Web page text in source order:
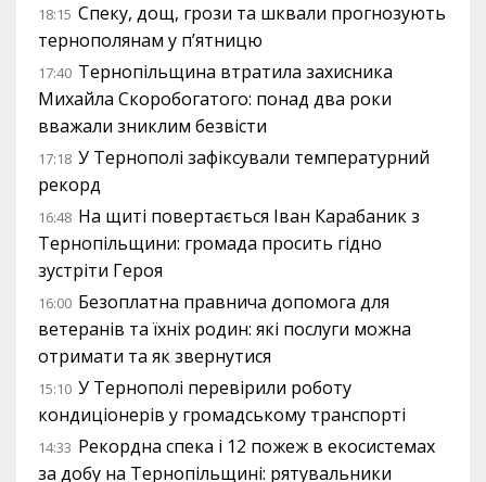
18:15 Спеку, дощ, грози та шквали прогнозують
тернополянам у п’ятницю
17:40 Тернопільщина втратила захисника
Михайла Скоробогатого: понад два роки
вважали зниклим безвісти
17:18 У Тернополі зафіксували температурний
рекорд
16:48 На щиті повертається Іван Карабаник з
Тернопільщини: громада просить гідно
зустріти Героя
16:00 Безоплатна правнича допомога для
ветеранів та їхніх родин: які послуги можна
отримати та як звернутися
15:10 У Тернополі перевірили роботу
кондиціонерів у громадському транспорті
14:33 Рекордна спека і 12 пожеж в екосистемах
за добу на Тернопільщині: рятувальники